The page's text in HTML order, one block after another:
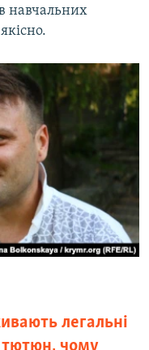
навчальних
легальні